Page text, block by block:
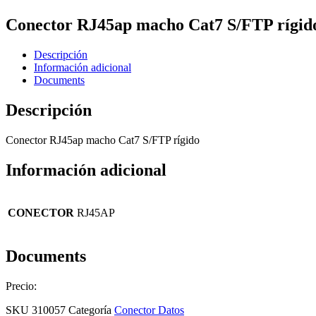
Conector RJ45ap macho Cat7 S/FTP
Descripción
Información adicional
Documents
Descripción
Conector RJ45ap macho Cat7 S/FTP rígido
Información adicional
CONECTOR RJ45AP
Documents
Precio:
SKU 310057 Categoría Conector Datos